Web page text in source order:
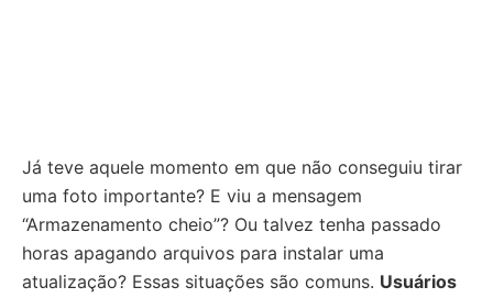
Já teve aquele momento em que não conseguiu tirar
uma foto importante? E viu a mensagem
“Armazenamento cheio”? Ou talvez tenha passado
horas apagando arquivos para instalar uma
atualização? Essas situações são comuns. Usuários